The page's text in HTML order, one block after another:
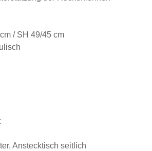
/ SH 49/45 cm
Anstecktisch seitlich